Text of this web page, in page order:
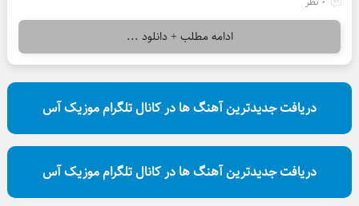
ادامه مطلب + دانلود ...
دریافت جدیدترین آهنگ ها در کانال تلگرام موزیک آس
دریافت جدیدترین آهنگ ها در کانال تلگرام موزیک آس